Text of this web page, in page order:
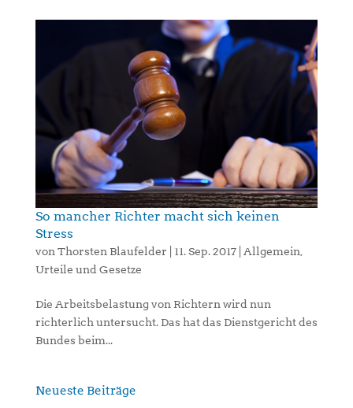
So mancher Richter macht sich keinen
Stress
von Thorsten Blaufelder 11. Sep. 2017| Allgemein
Urteile und Gesetze
Die Arbeitsbelastung von Richtern wird nun
richterlich untersucht. Das hat das Dienstgericht des
Bundes beim...
Neueste Beiträge